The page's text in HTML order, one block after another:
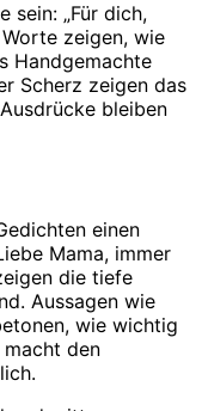
sein: „Für dich,
zeigen, wie
Handgemachte
Scherz zeigen das
bleiben
einen
Mama, immer
die tiefe
Aussagen wie
wie wichtig
den